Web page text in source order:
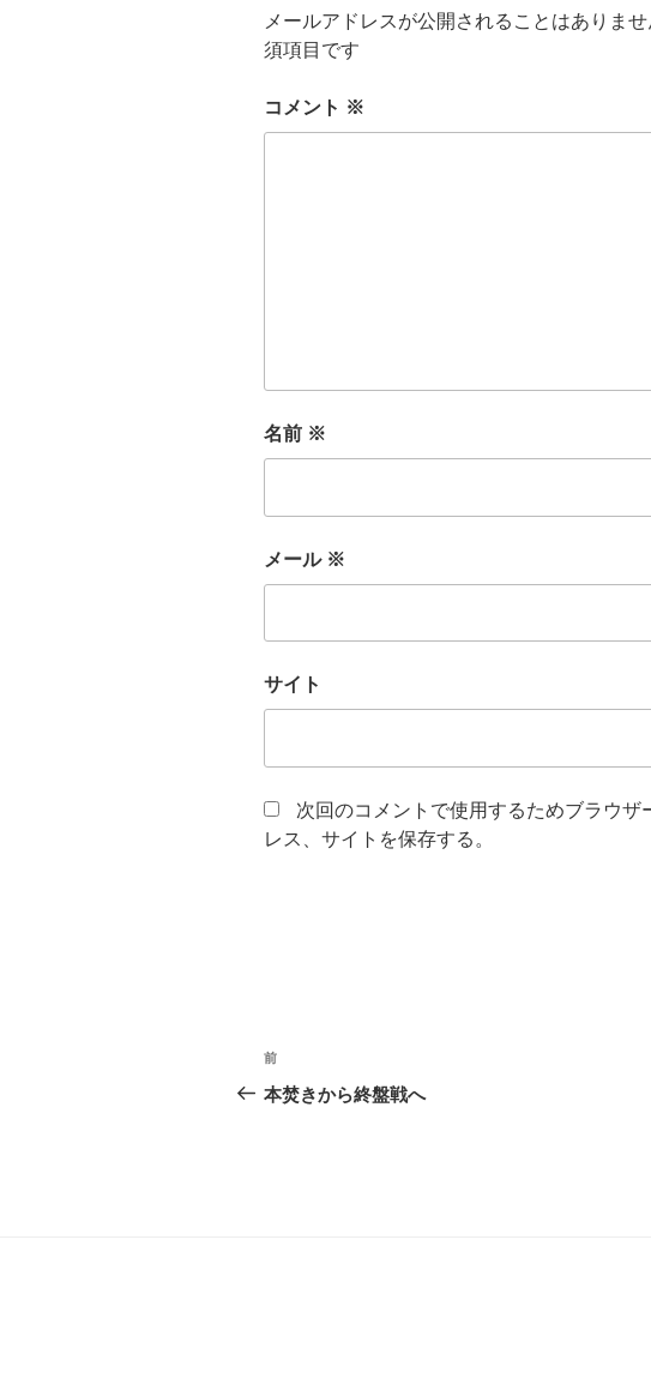
メールアドレスが公開されることはありませ
須項目です
コメント ※
名前 ※
メール ※
サイト
次回のコメントで使用するためブラウザ
レス、サイトを保存する。
投
稿
前
の
前
本焚きから終盤戦へ